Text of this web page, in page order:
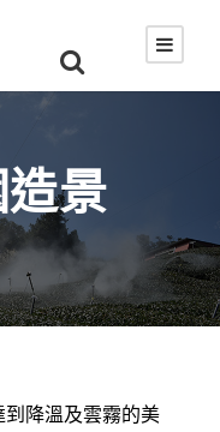
景
降溫及雲霧的美